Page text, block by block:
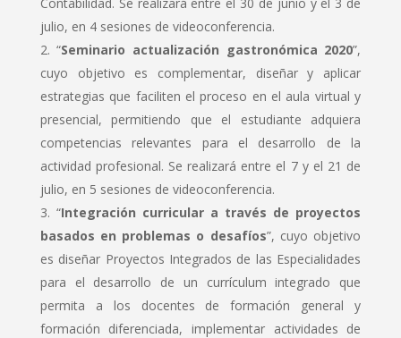
julio, en 4 sesiones de videoconferencia.
“Seminario actualización gastronómica 2020”,
cuyo objetivo es complementar, diseñar y aplicar
estrategias que faciliten el proceso en el aula virtual y
presencial, permitiendo que el estudiante adquiera
competencias relevantes para el desarrollo de la
actividad profesional. Se realizará entre el 7 y el 21 de
julio, en 5 sesiones de videoconferencia.
“Integración curricular a través de proyectos
basados en problemas o desafíos”, cuyo objetivo
es diseñar Proyectos Integrados de las Especialidades
para el desarrollo de un currículum integrado que
permita a los docentes de formación general y
formación diferenciada, implementar actividades de